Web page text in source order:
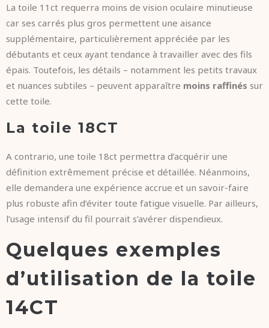
La toile 11ct requerra moins de vision oculaire minutieuse
car ses carrés plus gros permettent une aisance
supplémentaire, particulièrement appréciée par les
débutants et ceux ayant tendance à travailler avec des fils
épais. Toutefois, les détails – notamment les petits travaux
et nuances subtiles – peuvent apparaître moins raffinés sur
cette toile.
La toile 18CT
A contrario, une toile 18ct permettra d’acquérir une
définition extrêmement précise et détaillée. Néanmoins,
elle demandera une expérience accrue et un savoir-faire
plus robuste afin d’éviter toute fatigue visuelle. Par ailleurs,
l’usage intensif du fil pourrait s’avérer dispendieux.
Quelques exemples
d’utilisation de la toile
14CT